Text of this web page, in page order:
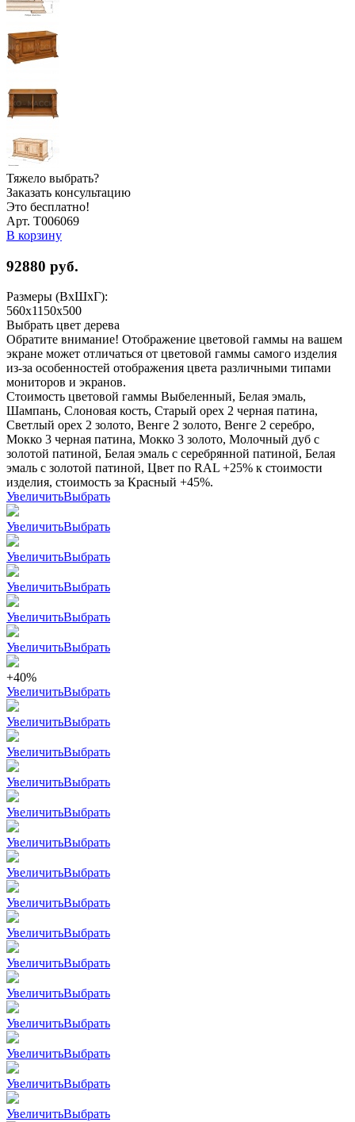
Тяжело выбрать?
Заказать консультацию
Это бесплатно!
Арт. Т006069
В корзину
92880 руб.
Размеры (ВхШхГ):
560x1150x500
Выбрать цвет дерева
Обратите внимание! Отображение цветовой гаммы на вашем
экране может отличаться от цветовой гаммы самого изделия
из-за особенностей отображения цвета различными типами
мониторов и экранов.
Стоимость цветовой гаммы Выбеленный, Белая эмаль,
Шампань, Слоновая кость, Старый орех 2 черная патина,
Светлый орех 2 золото, Венге 2 золото, Венге 2 серебро,
Мокко 3 черная патина, Мокко 3 золото, Молочный дуб с
золотой патиной, Белая эмаль с серебрянной патиной, Белая
эмаль с золотой патиной, Цвет по RAL +25% к стоимости
изделия, стоимость за Красный +45%.
УвеличитьВыбрать
УвеличитьВыбрать
УвеличитьВыбрать
УвеличитьВыбрать
УвеличитьВыбрать
УвеличитьВыбрать
+40%
УвеличитьВыбрать
УвеличитьВыбрать
УвеличитьВыбрать
УвеличитьВыбрать
УвеличитьВыбрать
УвеличитьВыбрать
УвеличитьВыбрать
УвеличитьВыбрать
УвеличитьВыбрать
УвеличитьВыбрать
УвеличитьВыбрать
УвеличитьВыбрать
УвеличитьВыбрать
УвеличитьВыбрать
УвеличитьВыбрать